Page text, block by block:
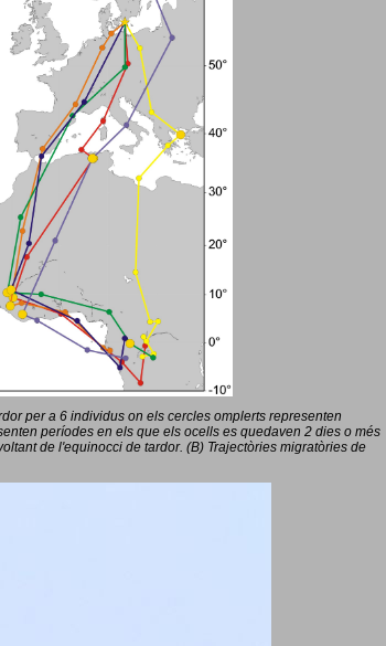
per a 6 individus on els cercles omplerts representen
períodes en els que els ocells es quedaven 2 dies o més
de l'equinocci de tardor. (B) Trajectòries migratòries de